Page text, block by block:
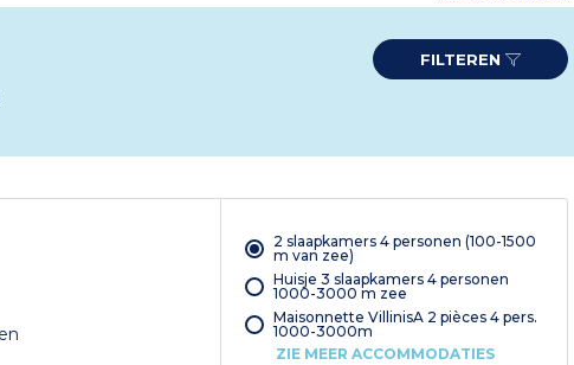
FILTEREN
2 slaapkamers 4 personen (100-1500
m van zee)
Huisje 3 slaapkamers 4 personen
1000-3000 m zee
Maisonnette VillinisA 2 pièces 4 pers.
1000-3000m
ZIE MEER ACCOMMODATIES